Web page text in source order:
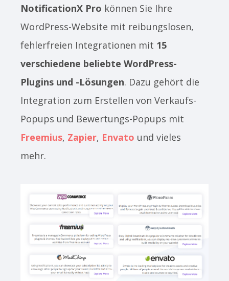
NotificationX Pro können Sie Ihre
WordPress-Website mit reibungslosen,
fehlerfreien Integrationen mit 15
verschiedene beliebte WordPress-
Plugins und -Lösungen. Dazu gehört die
Integration zum Erstellen von Verkaufs-
Popups und Bewertungs-Popups mit
Freemius, Zapier, Envato und vieles
mehr.